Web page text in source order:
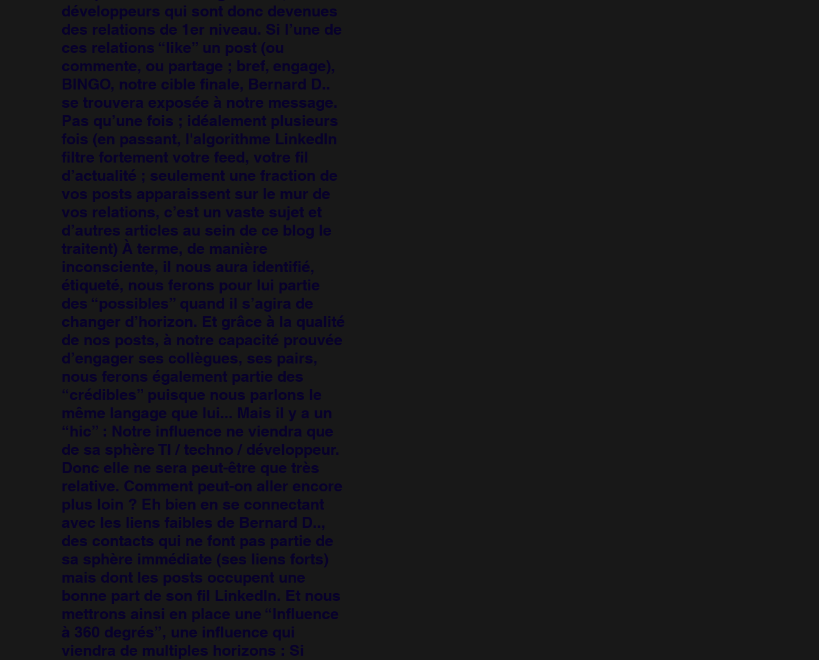
développeurs qui sont donc devenues
des relations de 1er niveau. Si l’une de
ces relations “like” un post (ou
commente, ou partage ; bref, engage),
BINGO, notre cible finale, Bernard D..
se trouvera exposée à notre message.
Pas qu’une fois ; idéalement plusieurs
fois (en passant, l'algorithme LinkedIn
filtre fortement votre feed, votre fil
d’actualité ; seulement une fraction de
vos posts apparaissent sur le mur de
vos relations, c’est un vaste sujet et
d’autres articles au sein de ce blog le
traitent) À terme, de manière
inconsciente, il nous aura identifié,
étiqueté, nous ferons pour lui partie
des “possibles” quand il s’agira de
changer d’horizon. Et grâce à la qualité
de nos posts, à notre capacité prouvée
d’engager ses collègues, ses pairs,
nous ferons également partie des
“crédibles” puisque nous parlons le
même langage que lui... Mais il y a un
“hic” : Notre influence ne viendra que
de sa sphère TI / techno / développeur.
Donc elle ne sera peut-être que très
relative. Comment peut-on aller encore
plus loin ? Eh bien en se connectant
avec les liens faibles de Bernard D..,
des contacts qui ne font pas partie de
sa sphère immédiate (ses liens forts)
mais dont les posts occupent une
bonne part de son fil LinkedIn. Et nous
mettrons ainsi en place une “Influence
à 360 degrés”, une influence qui
viendra de multiples horizons : Si